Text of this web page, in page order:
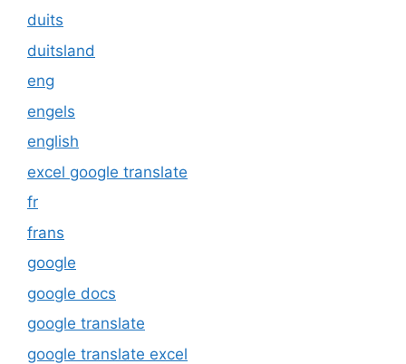
duits
duitsland
eng
engels
english
excel google translate
fr
frans
google
google docs
google translate
google translate excel